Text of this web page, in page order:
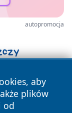
autopromocja
aby
plików
od